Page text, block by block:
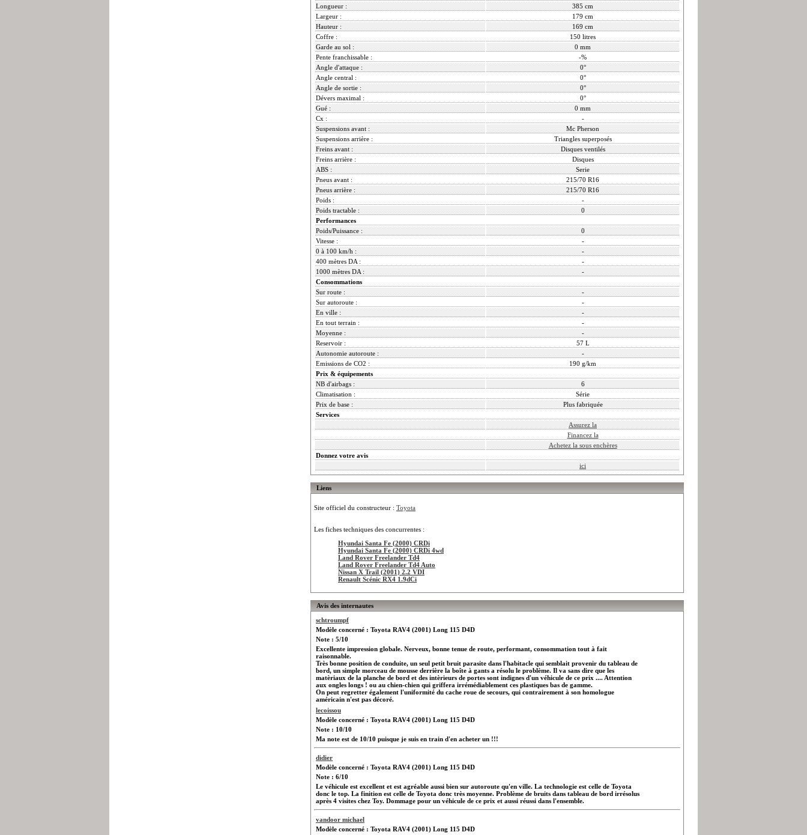
Longueur :
385 cm
Largeur :
179 cm
Hauteur :
169 cm
Coffre :
150 litres
Garde au sol :
0 mm
Pente franchissable :
-%
Angle d'attaque :
0°
Angle central :
0°
Angle de sortie :
0°
Dévers maximal :
0°
Gué :
0 mm
Cx :
-
Suspensions avant :
Mc Pherson
Suspensions arrière :
Triangles superposés
Freins avant :
Disques ventilés
Freins arrière :
Disques
ABS :
Serie
Pneus avant :
215/70 R16
Pneus arrière :
215/70 R16
Poids :
-
Poids tractable :
0
Performances
Poids/Puissance :
0
Vitesse :
-
0 à 100 km/h :
-
400 mètres DA :
-
1000 mètres DA :
-
Consommations
Sur route :
-
Sur autoroute :
-
En ville :
-
En tout terrain :
-
Moyenne :
-
Reservoir :
57 L
Autonomie autoroute :
-
Emissions de CO2 :
190 g/km
Prix & équipements
NB d'airbags :
6
Climatisation :
Série
Prix de base :
Plus fabriquée
Services
Assurez la
Financez la
Achetez la sous enchères
Donnez votre avis
ici
Liens
Site officiel du constructeur : Toyota
Les fiches techniques des concurrentes :
Hyundai Santa Fe (2000) CRDi
Hyundai Santa Fe (2000) CRDi 4wd
Land Rover Freelander Td4
Land Rover Freelander Td4 Auto
Nissan X Trail (2001) 2.2 VDI
Renault Scénic RX4 1.9dCi
Avis des internautes
schtroumpf
Modèle concerné : Toyota RAV4 (2001) Long 115 D4D
Note : 5/10
Excellente impression globale. Nerveux, bonne tenue de route, performant, consommation tout à fait
raisonnable.
Très bonne position de conduite, un seul petit bruit parasite dans l'habitacle qui semblait provenir du tableau de
bord, un simple morceau de mousse derrière la boîte à gants a résolu le problème. Il va sans dire que les
matèriaux de la planche de bord et des intèrieurs de portes sont indignes d'un véhicule de ce prix .... Attention
aux ongles longs ! ou au chien-chien qui griffera irrémédiablement ces plastiques bas de gamme.
On peut regretter également l'uniformité du cache roue de secours, qui contrairement à son homologue
américain n'est pas décoré.
lecoissou
Modèle concerné : Toyota RAV4 (2001) Long 115 D4D
Note : 10/10
Ma note est de 10/10 puisque je suis en train d'en acheter un !!!
didier
Modèle concerné : Toyota RAV4 (2001) Long 115 D4D
Note : 6/10
Le véhicule est excellent et est agréable aussi bien sur autoroute qu'en ville. La technologie est celle de Toyota
donc le top. La finition est celle de Toyota donc très moyenne. Problème de bruits dans tableau de bord irrésolus
après 4 visites chez Toy. Dommage pour un véhicule de ce prix et aussi réussi dans l'ensemble.
vandoor michael
Modèle concerné : Toyota RAV4 (2001) Long 115 D4D